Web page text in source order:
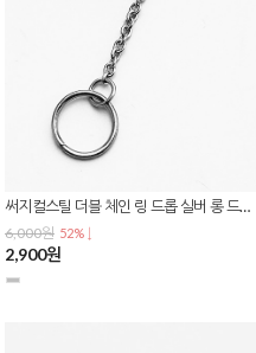
써지컬스틸 더블 체인 링 드롭 실버 롱 드롭 볼 스터드 귀걸이 E-0609
6,000원 52% ↓
2,900원